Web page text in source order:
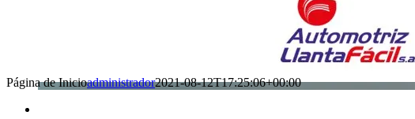
Página de Inicioadministrador2021-08-12T17:25:06+00:00